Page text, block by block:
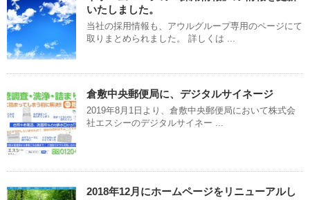
いたしました。
当社の採用情報も、アウルグループ専用のページにて
取りまとめられました。 詳しくは ...
倉敷中央郵便局に、デジタルサイネージ
2019年8月1日より、倉敷中央郵便局において株式会
社エスシーのデジタルサイネー ...
2018年12月にホームページをリニューアルし